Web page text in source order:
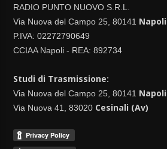
RADIO PUNTO NUOVO S.R.L.
Via Nuova del Campo 25, 80141 Napoli
P.IVA: 02272790649
CCIAA Napoli - REA: 892734
Studi di Trasmissione:
Via Nuova del Campo 25, 80141 Napoli
Via Nuova 41, 83020 Cesinali (Av)